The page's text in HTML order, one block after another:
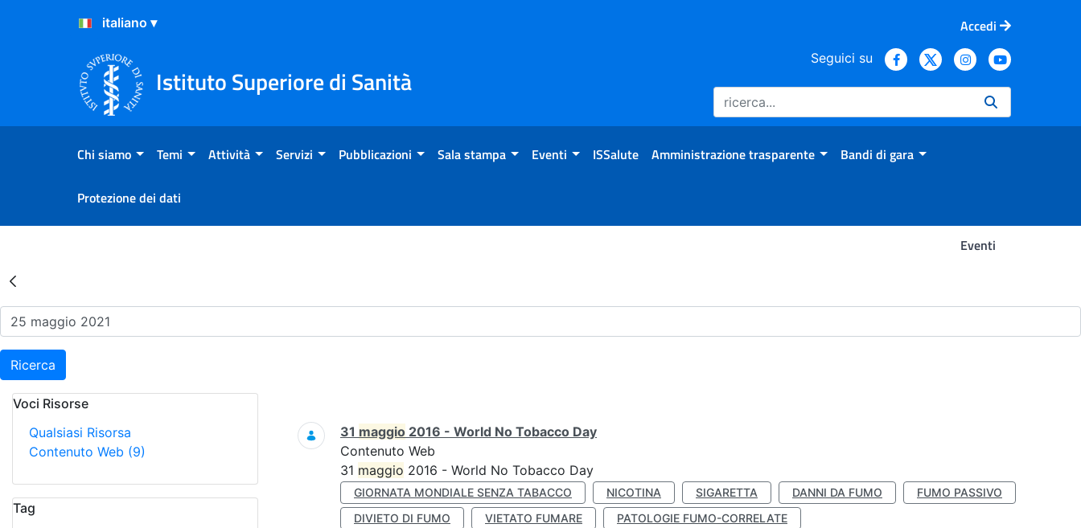
Salta al Contenuto
Salta al Footer
Accedi
Istituto Superiore di Sanità
Seguici su
Chi siamo Temi Attività Servizi Pubblicazioni Sala stampa Eventi ISSalute Amministrazione trasparente Bandi di gara
Protezione dei dati
Eventi
Risultati della Ricerca - Eventi
Ricerca
Voci Risorse
Qualsiasi Risorsa
Contenuto Web (9)
Tag
Ricerca
31 maggio 2016 - World No Tobacco Day
Contenuto Web
31 maggio 2016 - World No Tobacco Day
GIORNATA MONDIALE SENZA TABACCO NICOTINA SIGARETTA DANNI DA FUMO
FUMO PASSIVO
DIVIETO DI FUMO
VIETATO FUMARE PATOLOGIE FUMO-CORRELATE